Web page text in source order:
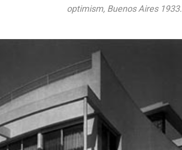
optimism, Buenos Aires 1933.